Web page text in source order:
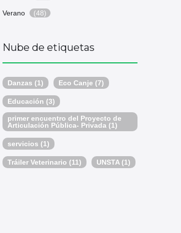
Verano (48)
Nube de etiquetas
Danzas (1) Eco Canje (7)
Educación (3)
primer encuentro del Proyecto de
Articulación Pública- Privada (1)
servicios (1)
Tráiler Veterinario (11) UNSTA (1)